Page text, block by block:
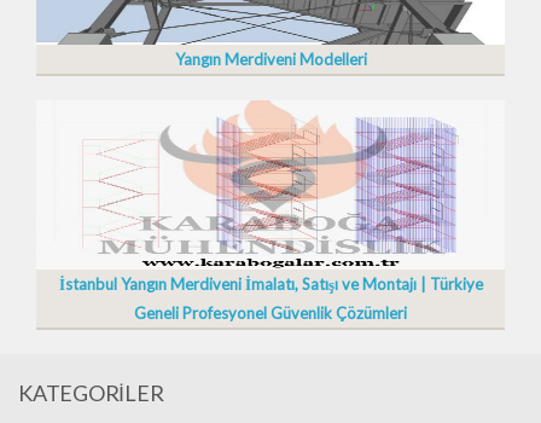
Yangın Merdiveni Modelleri
İstanbul Yangın Merdiveni İmalatı, Satışı ve Montajı | Türkiye
Geneli Profesyonel Güvenlik Çözümleri
KATEGORİLER